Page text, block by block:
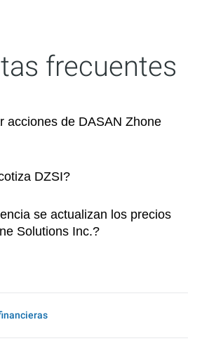
frecuentes
acciones de DASAN Zhone
DZSI?
se actualizan los precios
Solutions Inc.?